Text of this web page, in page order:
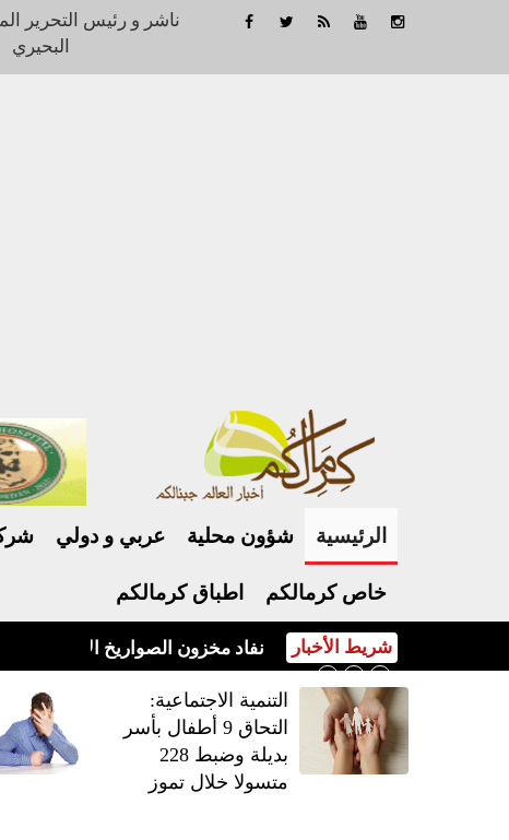
ناشر و رئيس التحرير
البحيري
الرئيسية شؤون محلية عربي و دولي
خاص كرمالكم اطباق كرمالكم
شريط الأخبار نفاد مخزون الصواريخ الأميركية
‏التنمية الاجتماعية:
التحاق 9 أطفال بأسر
بديلة وضبط 228
متسولا خلال تموز